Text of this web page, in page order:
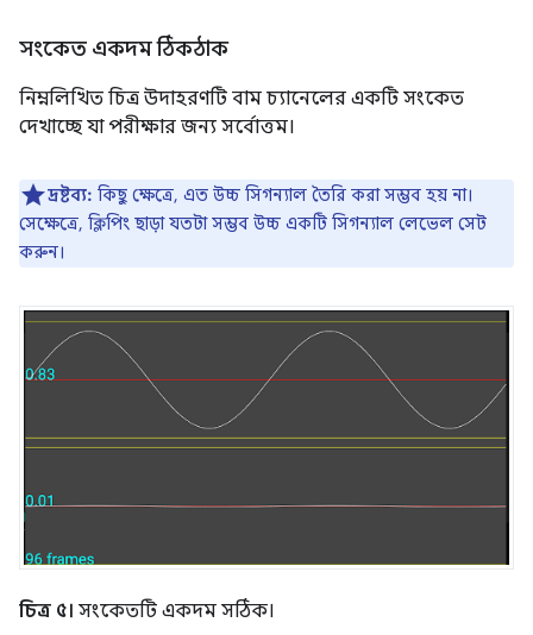
সংকেত একদম ঠিকঠাক
নিম্নলিখিত চিত্র উদাহরণটি বাম চ্যানেলের একটি সংকেত
দেখাচ্ছে যা পরীক্ষার জন্য সর্বোত্তম।
দ্রষ্টব্য: কিছু ক্ষেত্রে, এত উচ্চ সিগন্যাল তৈরি করা সম্ভব হয় না।
সেক্ষেত্রে, ক্লিপিং ছাড়া যতটা সম্ভব উচ্চ একটি সিগন্যাল লেভেল সেট
করুন।
চিত্র ৫। সংকেতটি একদম সঠিক।